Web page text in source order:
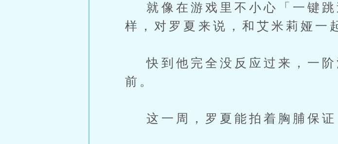
就像在游戏里不小心「一键跳
样，对罗夏来说，和艾米莉娅一
快到他完全没反应过来，一阶
前。
这一周，罗夏能拍着胸脯保证